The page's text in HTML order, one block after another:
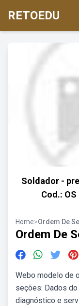
RETOEDU
Soldador -
Cod.: OS
Home>Ordem De
Ordem De
Webo modelo de
seções: Dados
diagnóstico e